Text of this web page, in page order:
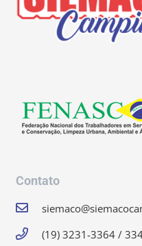
Contato
(19) 3231-3364 /